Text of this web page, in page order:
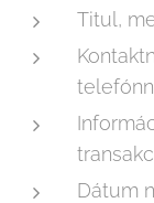
Titul,
Dátum